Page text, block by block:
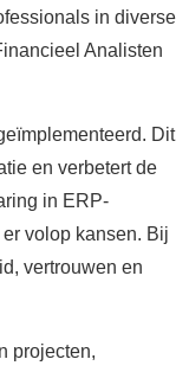
in diverse
Analisten
Dit
en verbetert de
in ERP-
volop kansen. Bij
vertrouwen en
projecten,